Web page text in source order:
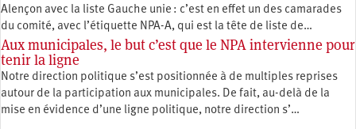
Alençon avec la liste Gauche unie : c’est en effet un des camarades
du comité, avec l’étiquette NPA-A, qui est la tête de liste de…
Aux municipales, le but c’est que le NPA intervienne pour
tenir la ligne
Notre direction politique s’est positionnée à de multiples reprises
autour de la participation aux municipales. De fait, au-delà de la
mise en évidence d’une ligne politique, notre direction s’…